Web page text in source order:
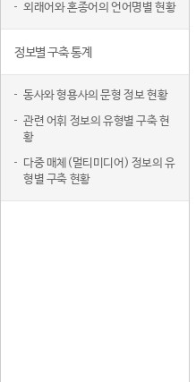
외래어와 혼종어의 언어명별 현황
정보별 구축 통계
동사와 형용사의 문형 정보 현황
관련 어휘 정보의 유형별 구축 현
황
다중 매체(멀티미디어) 정보의 유
형별 구축 현황